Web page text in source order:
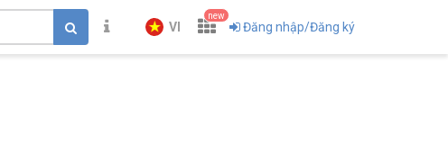
VI
new
Đăng nhập/Đăng ký